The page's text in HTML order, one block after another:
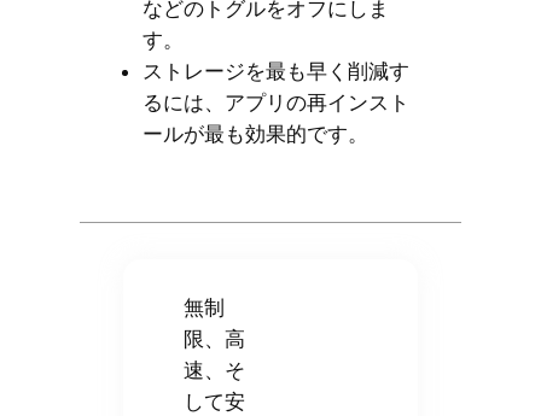
などのトグルをオフにしま
す。
ストレージを最も早く削減す
るには、アプリの再インスト
ールが最も効果的です。
無制
限、高
速、そ
して安